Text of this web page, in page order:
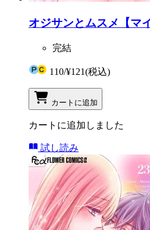
オジサンとムスメ【マ
完結
110/¥121(税込)
カートに追加
カートに追加しました
試し読み